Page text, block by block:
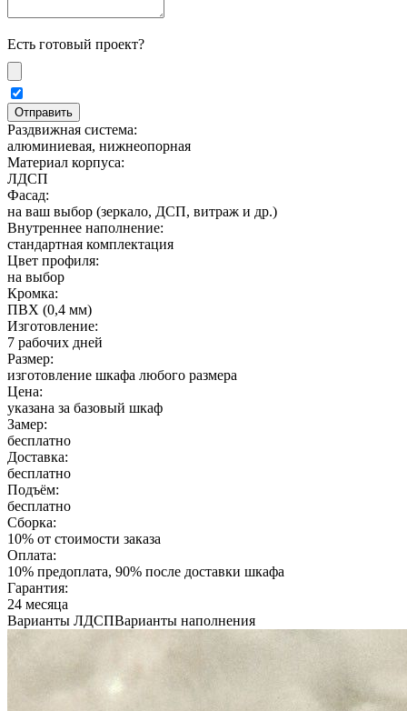
Есть готовый проект?
Раздвижная система:
алюминиевая, нижнеопорная
Материал корпуса:
ЛДСП
Фасад:
на ваш выбор (зеркало, ДСП, витраж и др.)
Внутреннее наполнение:
стандартная комплектация
Цвет профиля:
на выбор
Кромка:
ПВХ (0,4 мм)
Изготовление:
7 рабочих дней
Размер:
изготовление шкафа любого размера
Цена:
указана за базовый шкаф
Замер:
бесплатно
Доставка:
бесплатно
Подъём:
бесплатно
Сборка:
10% от стоимости заказа
Оплата:
10% предоплата, 90% после доставки шкафа
Гарантия:
24 месяца
Варианты ЛДСПВарианты наполнения